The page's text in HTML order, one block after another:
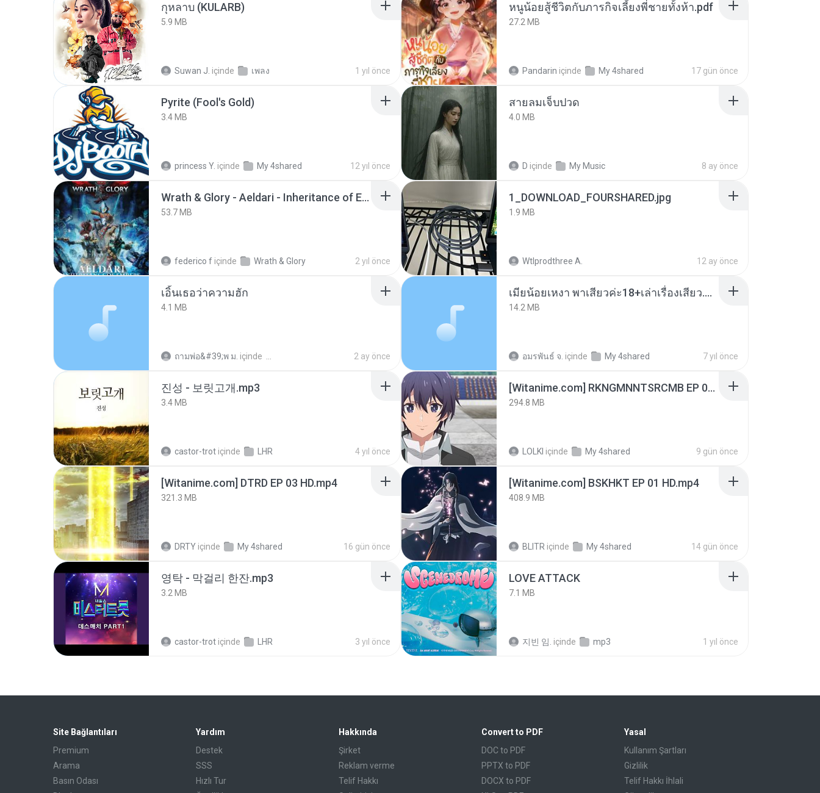
กุหลาบ (KULARB)
5.9 MB
Suwan J. içinde เพลง 1 yıl önce
หนูน้อยสู้ชีวิตกับภารกิจเลี้ยงพี่ชายทั้งห้า.pdf
27.2 MB
Pandarin içinde My 4shared 17 gün önce
Pyrite (Fool's Gold)
3.4 MB
princess Y. içinde My 4shared 12 yıl önce
สายลมเจ็บปวด
4.0 MB
D içinde My Music 8 ay önce
Wrath & Glory - Aeldari - Inheritance of Embers.pdf
53.7 MB
federico f içinde Wrath & Glory 2 yıl önce
1_DOWNLOAD_FOURSHARED.jpg
1.9 MB
Wtlprodthree A. 12 ay önce
เอิ้นเธอว่าความฮัก
4.1 MB
ถามพ่อ&#39;พ ม. içinde 2 ay önce
เมียน้อยเหงา พาเสียวค่ะ18+เล่าเรื่องเสียว.mp3
14.2 MB
อมรพันธ์ จ. içinde My 4shared 7 yıl önce
진성 - 보릿고개.mp3
3.4 MB
castor-trot içinde LHR 4 yıl önce
[Witanime.com] RKNGMNNTSRCMB EP 06 HD.mp4
294.8 MB
LOLKI içinde My 4shared 9 gün önce
[Witanime.com] DTRD EP 03 HD.mp4
321.3 MB
DRTY içinde My 4shared 16 gün önce
[Witanime.com] BSKHKT EP 01 HD.mp4
408.9 MB
BLITR içinde My 4shared 14 gün önce
영탁 - 막걸리 한잔.mp3
3.2 MB
castor-trot içinde LHR 3 yıl önce
LOVE ATTACK
7.1 MB
지빈 임. içinde mp3 1 yıl önce
Site Bağlantıları
Premium
Arama
Basın Odası
Yardım
Destek
SSS
Hızlı Tur
Hakkında
Şirket
Reklam verme
Telif Hakkı
Convert to PDF
DOC to PDF
PPTX to PDF
DOCX to PDF
Yasal
Kullanım Şartları
Gizlilik
Telif Hakkı İhlali